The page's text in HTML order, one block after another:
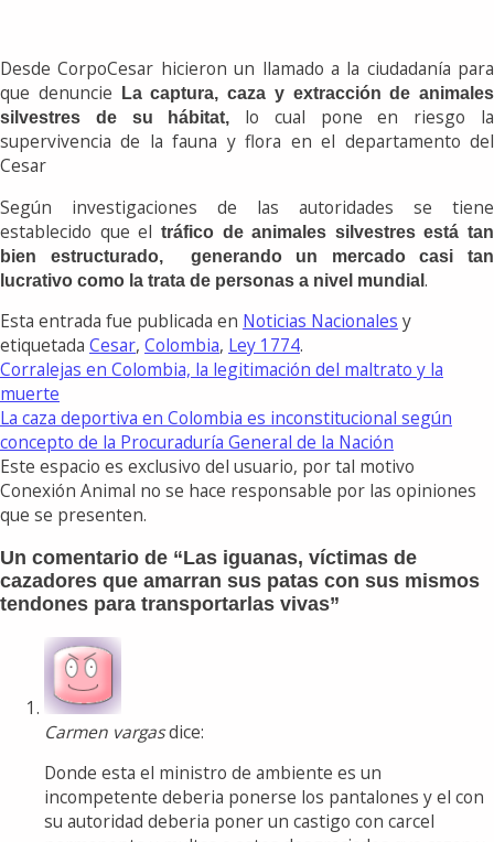
Desde CorpoCesar hicieron un llamado a la ciudadanía para
que denuncie
La captura, caza y extracción de animales
silvestres de su hábitat, lo cual pone en riesgo la
supervivencia de la fauna y flora en el departamento del
Cesar
Según investigaciones de las autoridades se tiene
establecido que el tráfico de animales silvestres está tan
bien estructurado, generando un mercado casi tan
lucrativo como la trata de personas a nivel mundial .
Esta entrada fue publicada en Noticias Nacionales y
etiquetada Cesar, Colombia, Ley 1774.
Corralejas en Colombia, la legitimación del maltrato y la
muerte
La caza deportiva en Colombia es inconstitucional según
concepto de la Procuraduría General de la Nación
Este espacio es exclusivo del usuario, por tal motivo
Conexión Animal no se hace responsable por las opiniones
que se presenten.
Un comentario de “Las iguanas, víctimas de
cazadores que amarran sus patas con sus mismos
tendones para transportarlas vivas”
Carmen vargasdice:
Donde esta el ministro de ambiente es un
incompetente deberia ponerse los pantalones y el con
su autoridad deberia poner un castigo con carcel